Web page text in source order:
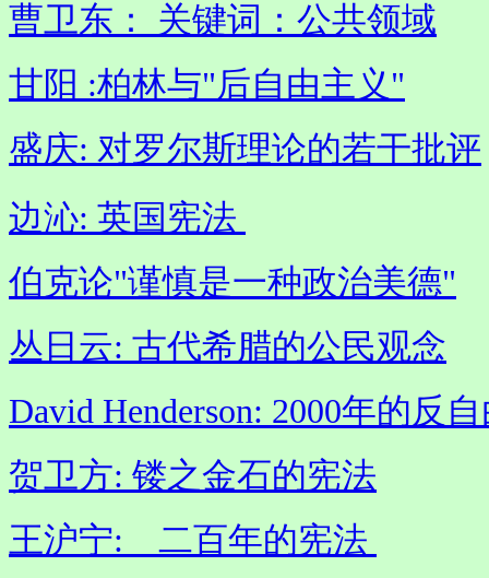
曹卫东： 关键词：公共领域
甘阳 :柏林与"后自由主义"
盛庆: 对罗尔斯理论的若干批评
边沁: 英国宪法
伯克论"谨慎是一种政治美德"
丛日云: 古代希腊的公民观念
David Henderson: 2000年的反
贺卫方: 镂之金石的宪法
王沪宁: 二百年的宪法